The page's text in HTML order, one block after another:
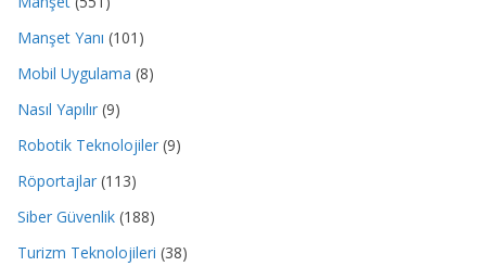
Manşet Yanı (101)
Mobil Uygulama (8)
Nasıl Yapılır (9)
Robotik Teknolojiler (9)
Röportajlar (113)
Siber Güvenlik (188)
Turizm Teknolojileri (38)